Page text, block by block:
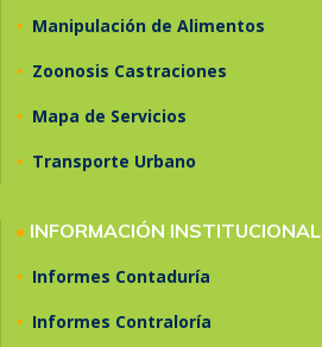
• Manipulación de Alimentos
• Zoonosis Castraciones
• Mapa de Servicios
• Transporte Urbano
• INFORMACIÓN INSTITUCIONAL
• Informes Contaduría
• Informes Contraloría